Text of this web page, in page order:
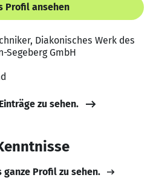
Profil ansehen
Diakonisches Werk des
Segeberg GmbH
zu sehen.
ganze Profil zu sehen.